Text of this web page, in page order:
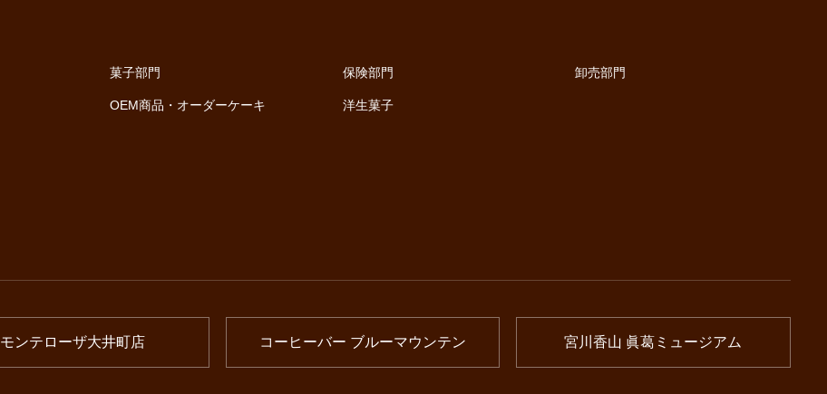
菓子部門 保険部門 卸売部門
OEM商品・オーダーケーキ 洋生菓子
モンテローザ大井町店 コーヒーバー ブルーマウンテン 宮川香山 眞葛ミュージアム